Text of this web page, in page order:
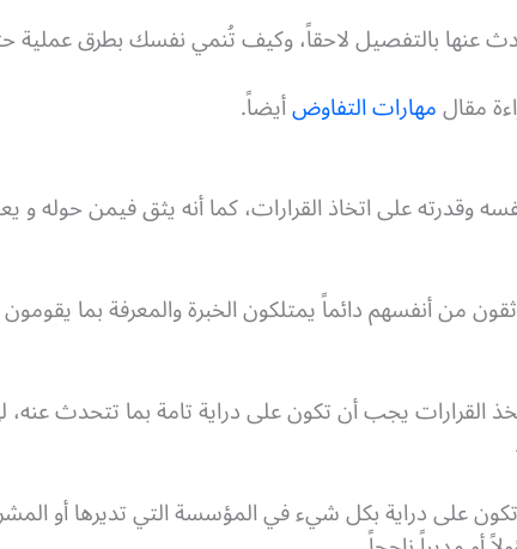
عنها بالتفصيل لاحقاً، وكيف تُنمي نفسك بطرق عملية
مقالمهارات التفاوضأيضاً.
وقدرته على اتخاذ القرارات، كما أنه يثق فيمن حوله
من أنفسهم دائماً يمتلكون الخبرة والمعرفة بما
يجب أن تكون على دراية تامة بما تتحدث عنه،
على دراية بكل شيء في المؤسسة التي تديرها أو